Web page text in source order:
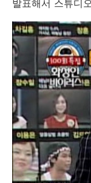
발표해서 스튜디